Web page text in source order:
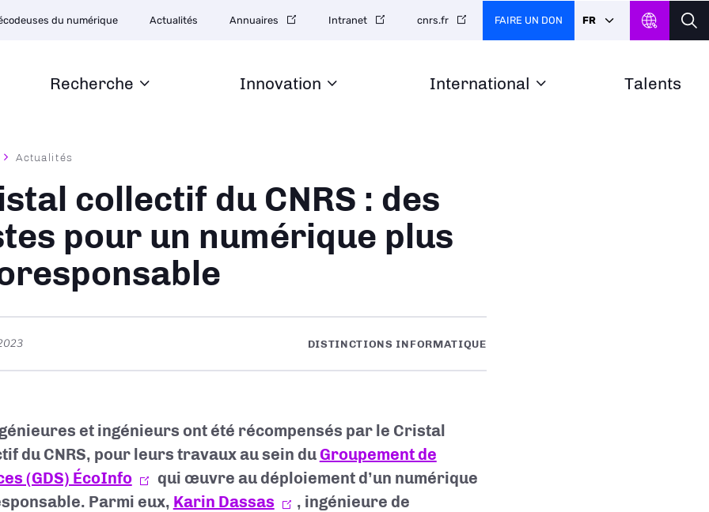
Recherche Innovation International Talents
du numérique Actualités Annuaires Intranet cnrs.fr FAIRE UN DON FR
Actualités
collectif du CNRS : des
pour un numérique plus
DISTINCTIONS INFORMATIQUE
et ingénieurs ont été récompensés par le Cristal
du CNRS, pour leurs travaux au sein du Groupement de
(GDS) ÉcoInfo
qui œuvre au déploiement d’un numérique
Parmi eux, Karin Dassas
, ingénieure de